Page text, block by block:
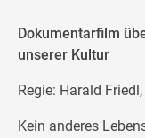
Dokumentarfilm
unserer Kultur
Regie: Harald
Kein anderes